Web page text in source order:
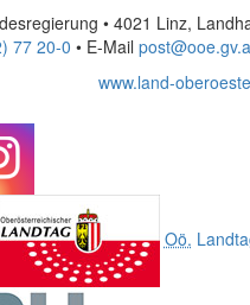
• 4021 Linz,
77 20-0 • E-Mail
www.land-
Oö.